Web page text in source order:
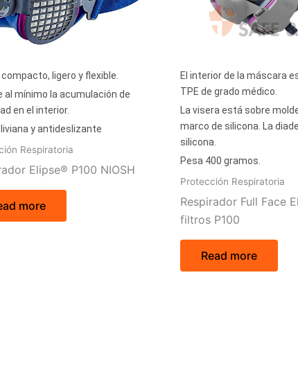
compacto, ligero y flexible.
al mínimo la acumulación de
en el interior.
y antideslizante
Respiratoria
Elipse® P100 NIOSH
more
El interior de la máscara
TPE de grado médico.
La visera está sobre
marco de silicona. La
silicona.
Pesa 400 gramos.
Protección Respiratoria
Respirador Full Face
filtros P100
Read more